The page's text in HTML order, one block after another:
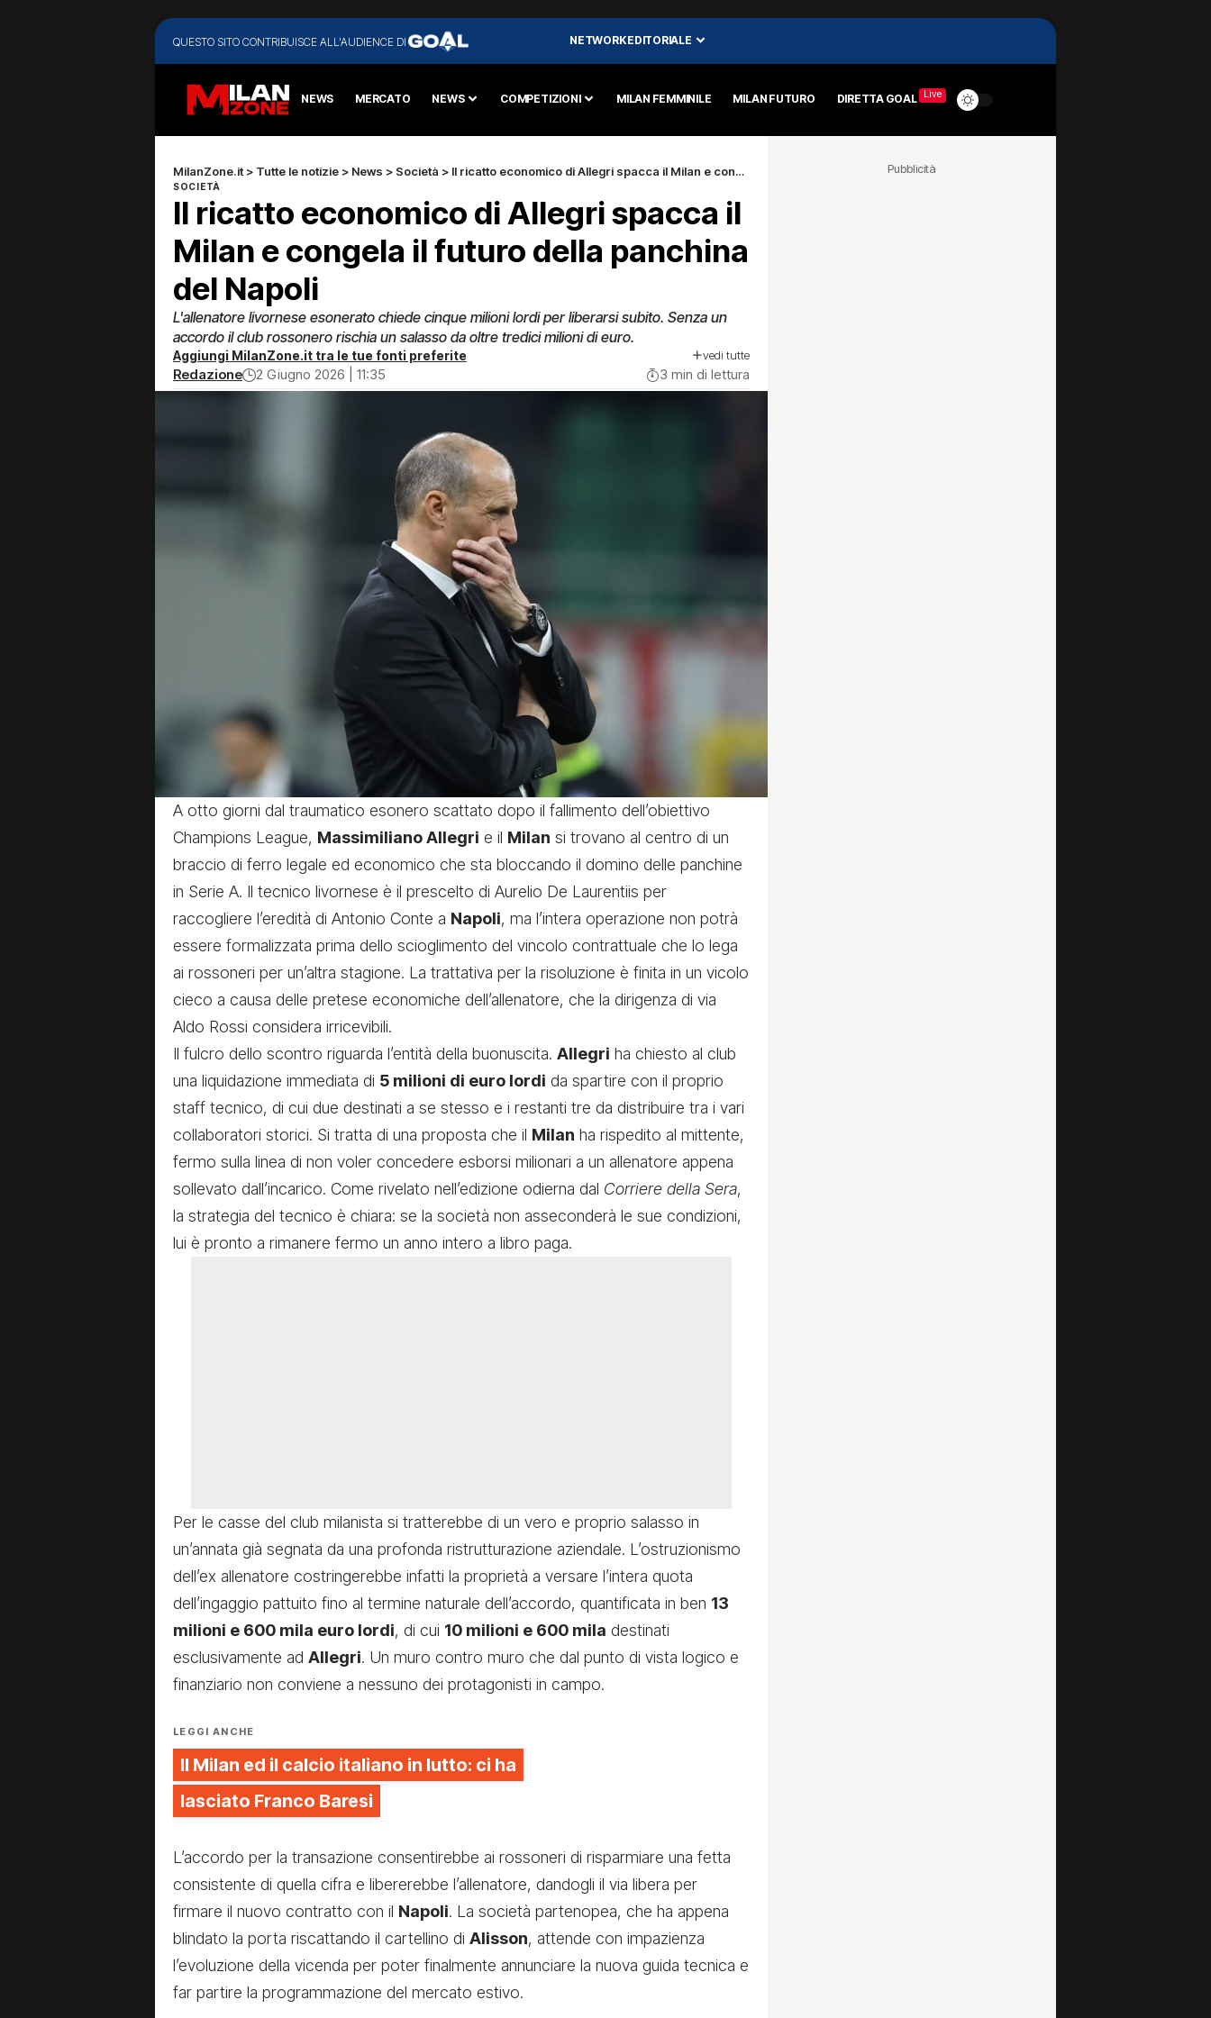
QUESTO SITO CONTRIBUISCE ALL'AUDIENCE DI NETWORK EDITORIALE
NEWS MERCATO NEWS COMPETIZIONI MILAN FEMMINILE MILAN FUTURO DIRETTA GOAL Live
MilanZone.it > Tutte le notizie > News > Società > Il ricatto economico di Allegri spacca il Milan e congela il futuro della panchina del Napoli
SOCIETÀ
Il ricatto economico di Allegri spacca il
Milan e congela il futuro della panchina
del Napoli
L'allenatore livornese esonerato chiede cinque milioni lordi per liberarsi subito. Senza un
accordo il club rossonero rischia un salasso da oltre tredici milioni di euro.
Aggiungi MilanZone.it tra le tue fonti preferite vedi tutte
Redazione 2 Giugno 2026 | 11:35 3 min di lettura
A otto giorni dal traumatico esonero scattato dopo il fallimento dell’obiettivo
Champions League, Massimiliano Allegri e il Milan si trovano al centro di un
braccio di ferro legale ed economico che sta bloccando il domino delle panchine
in Serie A. Il tecnico livornese è il prescelto di Aurelio De Laurentiis per
raccogliere l’eredità di Antonio Conte a Napoli, ma l’intera operazione non potrà
essere formalizzata prima dello scioglimento del vincolo contrattuale che lo lega
ai rossoneri per un’altra stagione. La trattativa per la risoluzione è finita in un vicolo
cieco a causa delle pretese economiche dell’allenatore, che la dirigenza di via
Aldo Rossi considera irricevibili.
Il fulcro dello scontro riguarda l’entità della buonuscita. Allegri ha chiesto al club
una liquidazione immediata di 5 milioni di euro lordi da spartire con il proprio
staff tecnico, di cui due destinati a se stesso e i restanti tre da distribuire tra i vari
collaboratori storici. Si tratta di una proposta che il Milan ha rispedito al mittente,
fermo sulla linea di non voler concedere esborsi milionari a un allenatore appena
sollevato dall’incarico. Come rivelato nell’edizione odierna dal Corriere della Sera,
la strategia del tecnico è chiara: se la società non asseconderà le sue condizioni,
lui è pronto a rimanere fermo un anno intero a libro paga.
Per le casse del club milanista si tratterebbe di un vero e proprio salasso in
un’annata già segnata da una profonda ristrutturazione aziendale. L’ostruzionismo
dell’ex allenatore costringerebbe infatti la proprietà a versare l’intera quota
dell’ingaggio pattuito fino al termine naturale dell’accordo, quantificata in ben 13
milioni e 600 mila euro lordi, di cui 10 milioni e 600 mila destinati
esclusivamente ad Allegri. Un muro contro muro che dal punto di vista logico e
finanziario non conviene a nessuno dei protagonisti in campo.
LEGGI ANCHE
Il Milan ed il calcio italiano in lutto: ci ha
lasciato Franco Baresi
L’accordo per la transazione consentirebbe ai rossoneri di risparmiare una fetta
consistente di quella cifra e libererebbe l’allenatore, dandogli il via libera per
firmare il nuovo contratto con il Napoli. La società partenopea, che ha appena
blindato la porta riscattando il cartellino di Alisson, attende con impazienza
l’evoluzione della vicenda per poter finalmente annunciare la nuova guida tecnica e
far partire la programmazione del mercato estivo.
Pubblicità